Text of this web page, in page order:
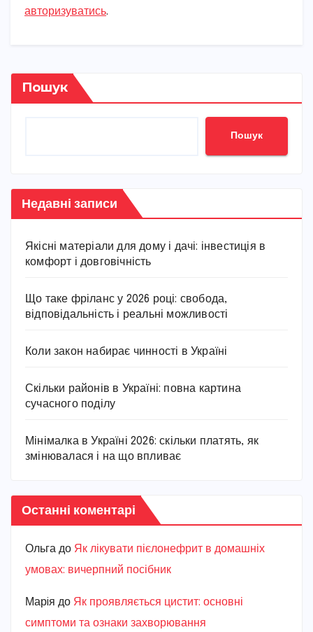
авторизуватись.
Пошук
Пошук
Недавні записи
Якісні матеріали для дому і дачі: інвестиція в
комфорт і довговічність
Що таке фріланс у 2026 році: свобода,
відповідальність і реальні можливості
Коли закон набирає чинності в Україні
Скільки районів в Україні: повна картина
сучасного поділу
Мінімалка в Україні 2026: скільки платять, як
змінювалася і на що впливає
Останні коментарі
Ольга до Як лікувати пієлонефрит в домашніх
умовах: вичерпний посібник
Марiя до Як проявляється цистит: основні
симптоми та ознаки захворювання